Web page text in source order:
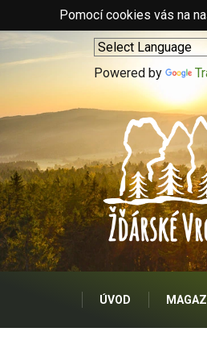
Pomocí cookies vás na
Powered by
ÚVOD